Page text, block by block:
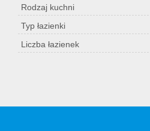
Rodzaj kuchni
Typ łazienki
Liczba łazienek